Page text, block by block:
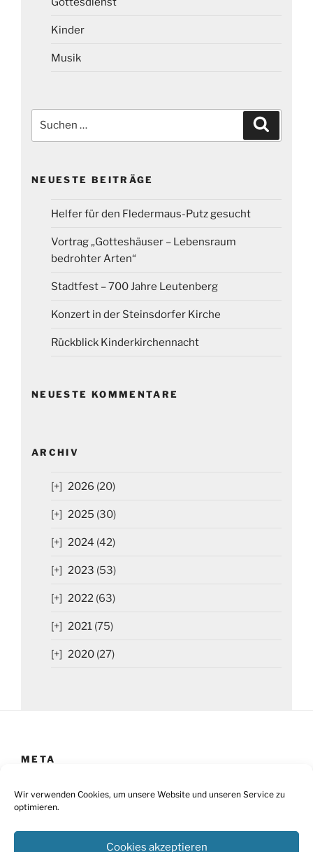
Wir verwenden Cookies, um unsere Website und unseren Service zu
optimieren.
Cookies akzeptieren
Kinder
Musik
nach:
NEUESTE BEITRÄGE
Helfer für den Fledermaus-Putz gesucht
Vortrag „Gotteshäuser – Lebensraum
bedrohter Arten“
Stadtfest – 700 Jahre Leutenberg
Konzert in der Steinsdorfer Kirche
Rückblick Kinderkirchennacht
NEUESTE KOMMENTARE
ARCHIV
2026 (20)
2025 (30)
2024 (42)
2023 (53)
2022 (63)
2021 (75)
2020 (27)
META
Impressum
Cookie-Richtlinie